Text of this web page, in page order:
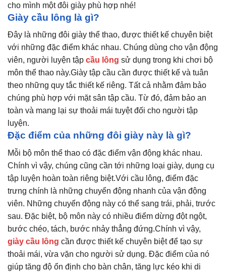
cho mình một đôi giày phù hợp nhé!
Giày cầu lông là gì?
Đây là những đôi giày thể thao, được thiết kế chuyên biệt
với những đặc điểm khác nhau. Chúng dùng cho vận động
viên, người luyện tập cầu lông sử dụng trong khi chơi bộ
môn thể thao này.Giày tập cầu cần được thiết kế và tuân
theo những quy tắc thiết kế riêng. Tất cả nhằm đảm bảo
chúng phù hợp với mặt sân tập cầu. Từ đó, đảm bảo an
toàn và mang lại sự thoải mái tuyệt đối cho người tập
luyện.
Đặc điểm của những đôi giày này là gì?
Mỗi bộ môn thể thao có đặc điểm vận động khác nhau.
Chính vì vậy, chúng cũng cần tới những loại giày, dụng cụ
tập luyện hoàn toàn riêng biệt.Với cầu lông, điểm đặc
trưng chính là những chuyển động nhanh của vận động
viên. Những chuyển động này có thể sang trái, phải, trước
sau. Đặc biệt, bộ môn này có nhiều điểm dừng đột ngột,
bước chéo, tách, bước nhảy thẳng đứng.Chính vì vậy,
giày cầu lông cần được thiết kế chuyên biệt để tạo sự
thoải mái, vừa vặn cho người sử dụng. Đặc điểm của nó
giúp tăng độ ổn định cho bàn chân, tăng lực kéo khi di